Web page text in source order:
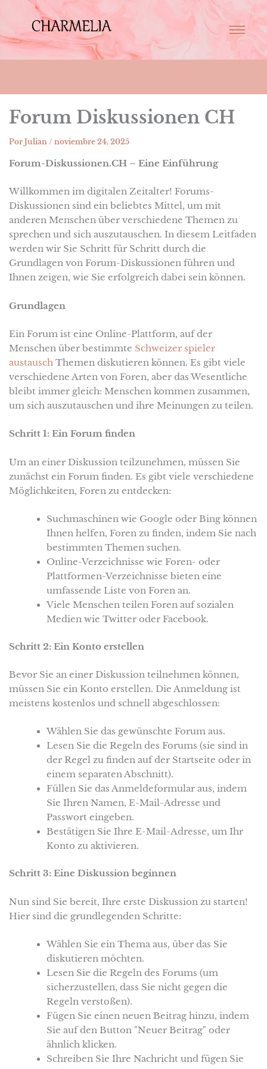
Forum Diskussionen CH
Por Julian / noviembre 24, 2025
Forum-Diskussionen.CH – Eine Einführung
Willkommen im digitalen Zeitalter! Forums-
Diskussionen sind ein beliebtes Mittel, um mit
anderen Menschen über verschiedene Themen zu
sprechen und sich auszutauschen. In diesem Leitfaden
werden wir Sie Schritt für Schritt durch die
Grundlagen von Forum-Diskussionen führen und
Ihnen zeigen, wie Sie erfolgreich dabei sein können.
Grundlagen
Ein Forum ist eine Online-Plattform, auf der
Menschen über bestimmte Schweizer spieler
austauschThemen diskutieren können. Es gibt viele
verschiedene Arten von Foren, aber das Wesentliche
bleibt immer gleich: Menschen kommen zusammen,
um sich auszutauschen und ihre Meinungen zu teilen.
Schritt 1: Ein Forum finden
Um an einer Diskussion teilzunehmen, müssen Sie
zunächst ein Forum finden. Es gibt viele verschiedene
Möglichkeiten, Foren zu entdecken:
Suchmaschinen wie Google oder Bing können
Ihnen helfen, Foren zu finden, indem Sie nach
bestimmten Themen suchen.
Online-Verzeichnisse wie Foren- oder
Plattformen-Verzeichnisse bieten eine
umfassende Liste von Foren an.
Viele Menschen teilen Foren auf sozialen
Medien wie Twitter oder Facebook.
Schritt 2: Ein Konto erstellen
Bevor Sie an einer Diskussion teilnehmen können,
müssen Sie ein Konto erstellen. Die Anmeldung ist
meistens kostenlos und schnell abgeschlossen:
Wählen Sie das gewünschte Forum aus.
Lesen Sie die Regeln des Forums (sie sind in
der Regel zu finden auf der Startseite oder in
einem separaten Abschnitt).
Füllen Sie das Anmeldeformular aus, indem
Sie Ihren Namen, E-Mail-Adresse und
Passwort eingeben.
Bestätigen Sie Ihre E-Mail-Adresse, um Ihr
Konto zu aktivieren.
Schritt 3: Eine Diskussion beginnen
Nun sind Sie bereit, Ihre erste Diskussion zu starten!
Hier sind die grundlegenden Schritte:
Wählen Sie ein Thema aus, über das Sie
diskutieren möchten.
Lesen Sie die Regeln des Forums (um
sicherzustellen, dass Sie nicht gegen die
Regeln verstoßen).
Fügen Sie einen neuen Beitrag hinzu, indem
Sie auf den Button "Neuer Beitrag" oder
ähnlich klicken.
Schreiben Sie Ihre Nachricht und fügen Sie